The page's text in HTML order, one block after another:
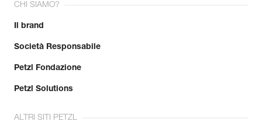
CHI SIAMO?
Il brand
Società Responsabile
Petzl Fondazione
Petzl Solutions
ALTRI SITI PETZL